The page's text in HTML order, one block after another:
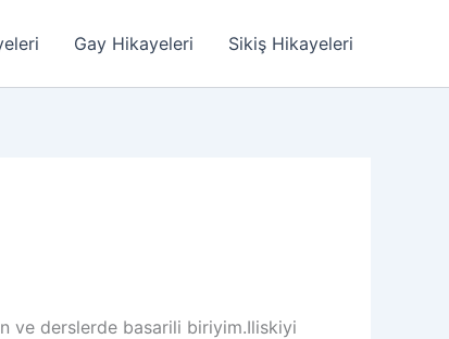
Gay Hikayeleri Sikiş Hikayeleri
ve derslerde basarili biriyim.Iliskiyi